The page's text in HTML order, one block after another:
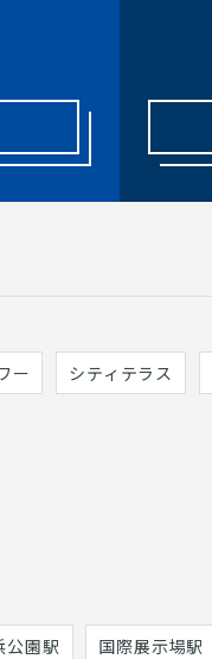
ー シティテラス
公園駅 国際展示場駅